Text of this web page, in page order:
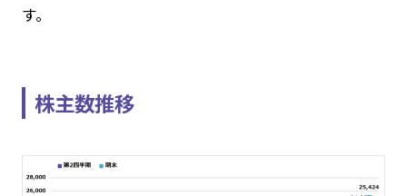
す。
株主数推移